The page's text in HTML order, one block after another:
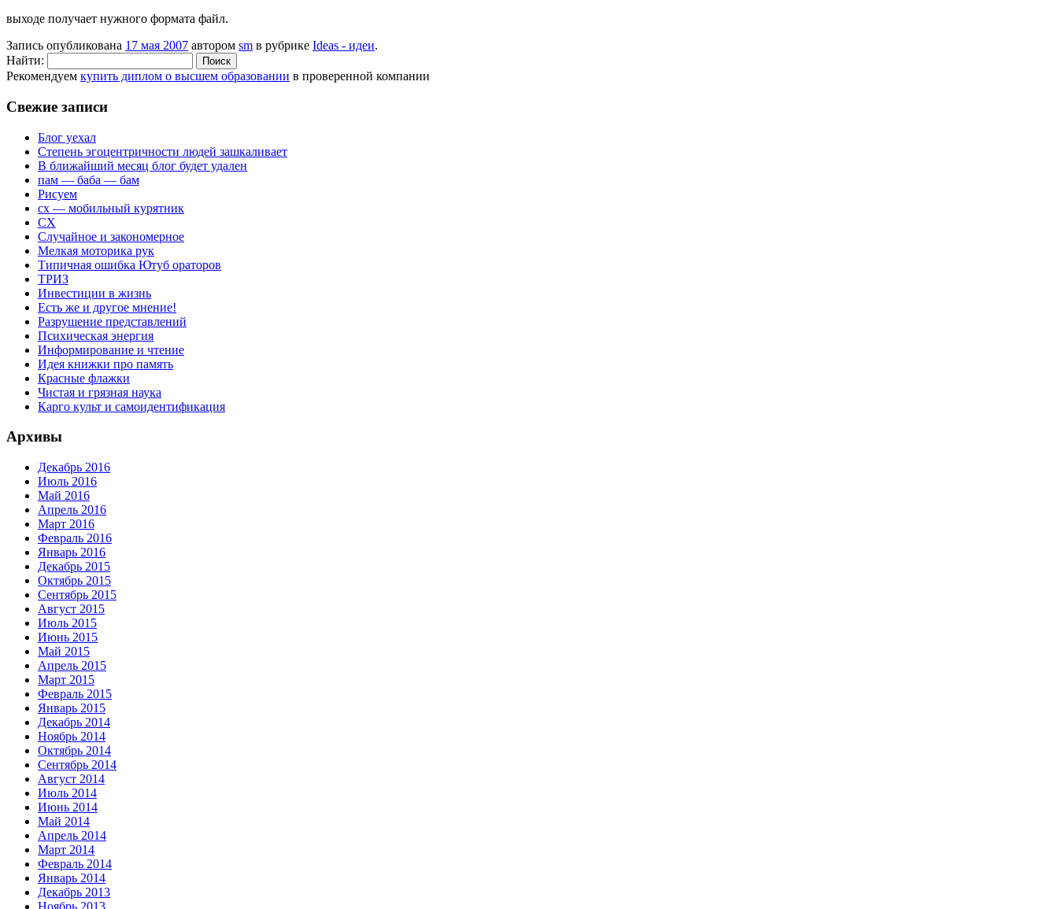
выходе получает нужного формата файл.
Запись опубликована 17 мая 2007 автором sm в рубрике Ideas - идеи.
Найти:
Рекомендуем купить диплом о высшем образовании в проверенной компании
Свежие записи
Блог уехал
Степень эгоцентричности людей зашкаливает
В ближайший месяц блог будет удален
пам — баба — бам
Рисуем
сх — мобильный курятник
СХ
Случайное и закономерное
Мелкая моторика рук
Типичная ошибка Ютуб ораторов
ТРИЗ
Инвестиции в жизнь
Есть же и другое мнение!
Разрушение представлений
Психическая энергия
Информирование и чтение
Идея книжки про память
Красные флажки
Чистая и грязная наука
Карго культ и самоидентификация
Архивы
Декабрь 2016
Июль 2016
Май 2016
Апрель 2016
Март 2016
Февраль 2016
Январь 2016
Декабрь 2015
Октябрь 2015
Сентябрь 2015
Август 2015
Июль 2015
Июнь 2015
Май 2015
Апрель 2015
Март 2015
Февраль 2015
Январь 2015
Декабрь 2014
Ноябрь 2014
Октябрь 2014
Сентябрь 2014
Август 2014
Июль 2014
Июнь 2014
Май 2014
Апрель 2014
Март 2014
Февраль 2014
Январь 2014
Декабрь 2013
Ноябрь 2013